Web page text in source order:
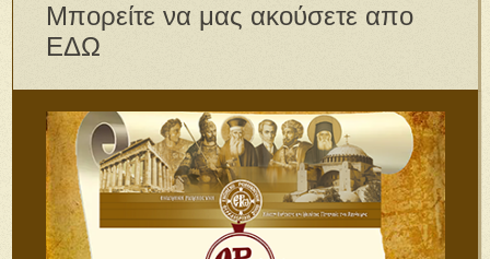
Μπορείτε να μας ακούσετε απο
ΕΔΩ